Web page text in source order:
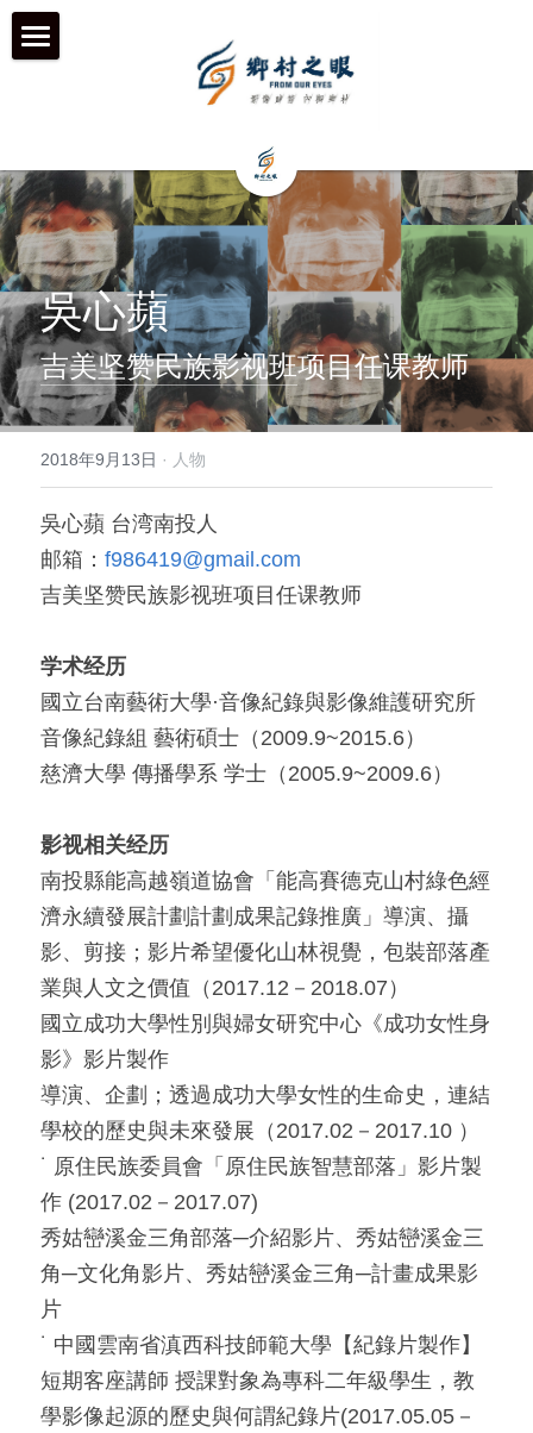
关于我们
何为「乡村之眼」
我们的历程
团队成员
加入我们
机构声明
工作伙伴 & 项目 & 宣传片
在地合作组织
乡村拍客-影行者
青年影像行动者-乡语者
机构项目&项目宣传片
历年影像
媒体聚焦
支持我们
机构服务品牌
「乡眼」影像库 及 员工通道
「荧光计划」公益放映
「乡村影像讲习所」影像学院
「乡土文化影像传习馆」
「北门回望」现代遇见乡土对话系列
吳心蘋
吉美坚赞民族影视班项目任课教师
2018年9月13日 · 人物
吳心蘋 台湾南投人
邮箱： f986419@gmail.com
吉美坚赞民族影视班项目任课教师
学术经历
國立台南藝術大學·音像紀錄與影像維護研究所
音像紀錄組 藝術碩士（2009.9~2015.6）
慈濟大學 傳播學系 学士（2005.9~2009.6）
影视相关经历
南投縣能高越嶺道協會「能高賽德克山村綠色經
濟永續發展計劃計劃成果記錄推廣」導演、攝
影、剪接；影片希望優化山林視覺，包裝部落產
業與人文之價值（2017.12－2018.07）
國立成功大學性別與婦女研究中心《成功女性身
影》影片製作
導演、企劃；透過成功大學女性的生命史，連結
學校的歷史與未來發展（2017.02－2017.10 ）
˙ 原住民族委員會「原住民族智慧部落」影片製
作 (2017.02－2017.07)
秀姑巒溪金三角部落─介紹影片、秀姑巒溪金三
角─文化角影片、秀姑巒溪金三角─計畫成果影
片
˙ 中國雲南省滇西科技師範大學【紀錄片製作】
短期客座講師 授課對象為專科二年級學生，教
學影像起源的歷史與何謂紀錄片(2017.05.05－